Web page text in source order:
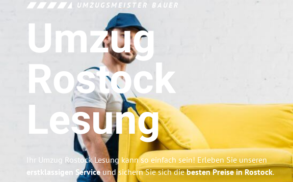
UMZUGSMEISTER BAUER
Umzug
Rostock
Lesung
Ihr Umzug Rostock Lesung kann so einfach sein! Erleben Sie unseren
erstklassigen Serviceund sichern Sie sich diebesten Preise in Rostock.